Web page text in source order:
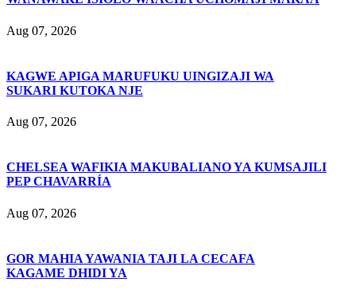
Aug 07, 2026
KAGWE APIGA MARUFUKU UINGIZAJI WA
SUKARI KUTOKA NJE
Aug 07, 2026
CHELSEA WAFIKIA MAKUBALIANO YA KUMSAJILI
PEP CHAVARRÍA
Aug 07, 2026
GOR MAHIA YAWANIA TAJI LA CECAFA
KAGAME DHIDI YA